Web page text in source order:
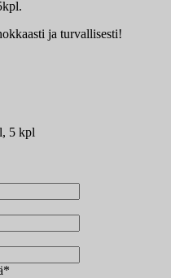
ja turvallisesti!
5 kpl
*